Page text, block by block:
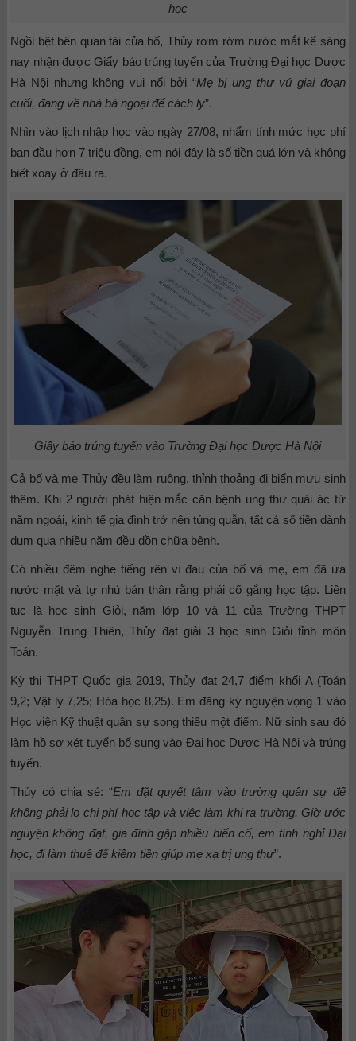
học
Ngồi bệt bên quan tài của bố, Thủy rơm rớm nước mắt kể sáng
nay nhận được Giấy báo trúng tuyển của Trường Đại học Dược
Hà Nội nhưng không vui nổi bởi “Mẹ bị ung thư vú giai đoạn
cuối, đang về nhà bà ngoại để cách ly”.
Nhìn vào lịch nhập học vào ngày 27/08, nhẩm tính mức học phí
ban đầu hơn 7 triệu đồng, em nói đây là số tiền quá lớn và không
biết xoay ở đâu ra.
Giấy báo trúng tuyển vào Trường Đại học Dược Hà Nội
Cả bố và mẹ Thủy đều làm ruộng, thỉnh thoảng đi biển mưu sinh
thêm. Khi 2 người phát hiện mắc căn bệnh ung thư quái ác từ
năm ngoái, kinh tế gia đình trở nên túng quẫn, tất cả số tiền dành
dụm qua nhiều năm đều dồn chữa bệnh.
Có nhiều đêm nghe tiếng rên vì đau của bố và mẹ, em đã ứa
nước mặt và tự nhủ bản thân rằng phải cố gắng học tập. Liên
tục là học sinh Giỏi, năm lớp 10 và 11 của Trường THPT
Nguyễn Trung Thiên, Thủy đạt giải 3 học sinh Giỏi tỉnh môn
Toán.
Kỳ thi THPT Quốc gia 2019, Thủy đạt 24,7 điểm khối A (Toán
9,2; Vật lý 7,25; Hóa học 8,25). Em đăng ký nguyện vọng 1 vào
Học viện Kỹ thuật quân sự song thiếu một điểm. Nữ sinh sau đó
làm hồ sơ xét tuyển bổ sung vào Đại học Dược Hà Nội và trúng
tuyển.
Thủy có chia sẻ: “Em đặt quyết tâm vào trường quân sự để
không phải lo chi phí học tập và việc làm khi ra trường. Giờ ước
nguyện không đạt, gia đình gặp nhiều biến cố, em tính nghỉ Đại
học, đi làm thuê để kiếm tiền giúp mẹ xạ trị ung thư”.